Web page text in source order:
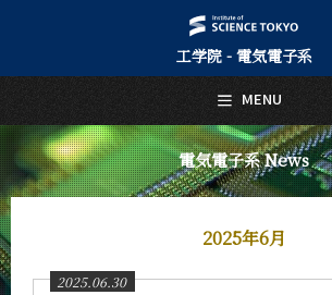
工学院 - 電気電子系
電気電子系 News
2025年6月
2025.06.30
MENU
日本語
トップページ
Top Page
電気電子系について
About Us